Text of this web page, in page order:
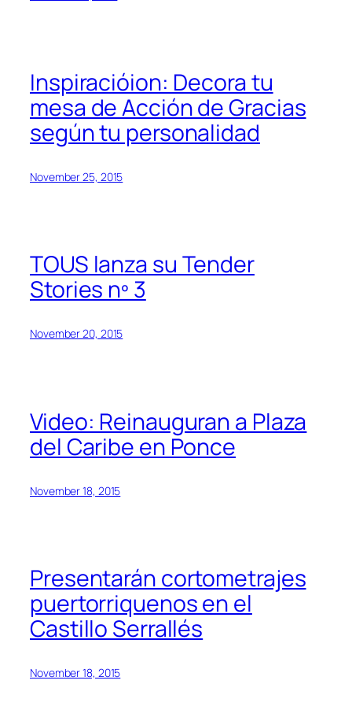
Inspiracióion: Decora tu
mesa de Acción de Gracias
según tu personalidad
November 25, 2015
TOUS lanza su Tender
Stories nº 3
November 20, 2015
Video: Reinauguran a Plaza
del Caribe en Ponce
November 18, 2015
Presentarán cortometrajes
puertorriquenos en el
Castillo Serrallés
November 18, 2015